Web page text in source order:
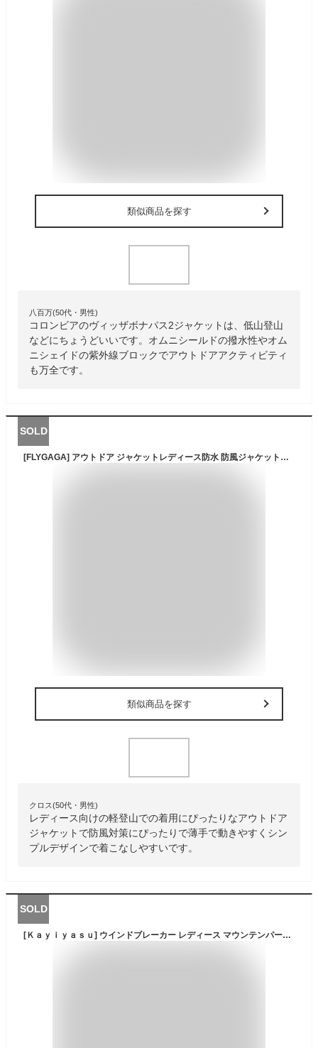
類似商品を探す
八百万(50代・男性)
コロンビアのヴィッザボナパス2ジャケットは、低山登山
などにちょうどいいです。オムニシールドの撥水性やオム
ニシェイドの紫外線ブロックでアウトドアアクティビティ
も万全です。
SOLD
[FLYGAGA] アウトドア ジャケットレディース防水 防風ジャケット登山服 マウンテンパーカー 通気 フード付 取り外し可能 春秋冬用 （薄め）
類似商品を探す
クロス(50代・男性)
レディース向けの軽登山での着用にぴったりなアウトドア
ジャケットで防風対策にぴったりで薄手で動きやすくシン
プルデザインで着こなしやすいです。
SOLD
[Ｋａｙｉｙａｓｕ] ウインドブレーカー レディース マウンテンパーカー マウンテン ジャケット スタンドカラー 撥水 防風 防寒 秋 冬 カジュアル S-2XL(XL ブラック)